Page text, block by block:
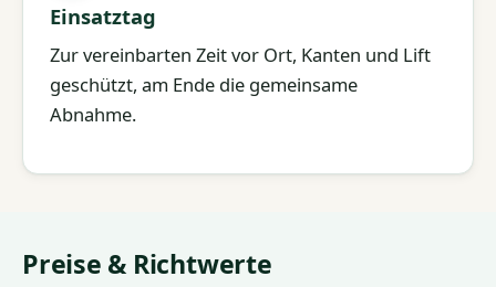
Einsatztag
Zur vereinbarten Zeit vor Ort, Kanten und Lift
geschützt, am Ende die gemeinsame
Abnahme.
Preise & Richtwerte